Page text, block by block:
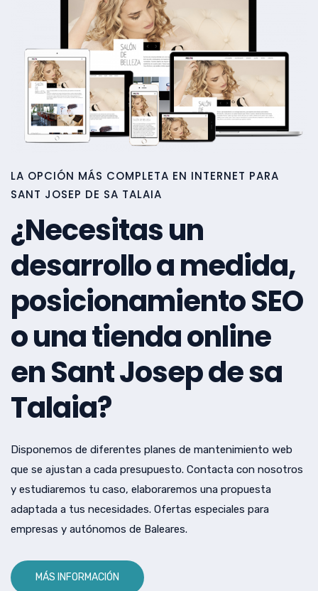
LA OPCIÓN MÁS COMPLETA EN INTERNET PARA
SANT JOSEP DE SA TALAIA
¿Necesitas un
desarrollo a medida,
posicionamiento SEO
o una tienda online
en Sant Josep de sa
Talaia?
Disponemos de diferentes planes de mantenimiento web
que se ajustan a cada presupuesto. Contacta con nosotros
y estudiaremos tu caso, elaboraremos una propuesta
adaptada a tus necesidades. Ofertas especiales para
empresas y autónomos de Baleares.
MÁS INFORMACIÓN